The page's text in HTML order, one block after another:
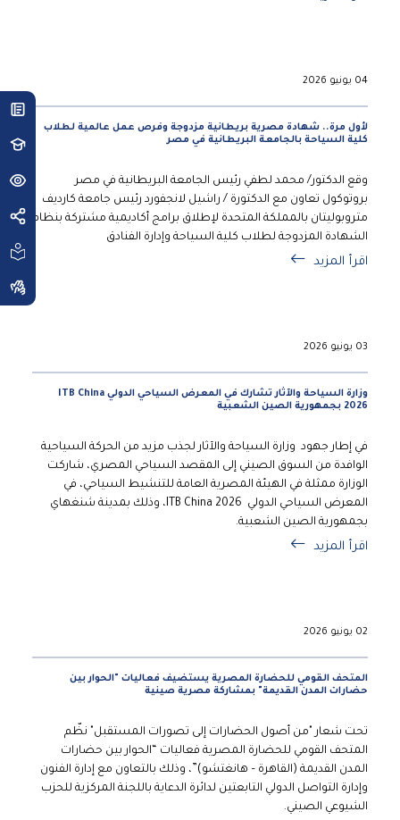
04 يونيو 2026
لأول مرة.. شهادة مصرية بريطانية مزدوجة وفرص عمل عالمية لطلاب
كلية السياحة بالجامعة البريطانية في مصر
وقع الدكتور/ محمد لطفي رئيس الجامعة البريطانية في مصر
بروتوكول تعاون مع الدكتورة / راشيل لانجفورد رئيس جامعة كارديف
متروبوليتان بالمملكة المتحدة لإطلاق برامج أكاديمية مشتركة بنظام
الشهادة المزدوجة لطلاب كلية السياحة وإدارة الفنادق
اقرأ المزيد
03 يونيو 2026
وزارة السياحة والآثار تشارك في المعرض السياحي الدولي ITB China
2026 بجمهورية الصين الشعبية
في إطار جهود وزارة السياحة والآثار لجذب مزيد من الحركة السياحية
الوافدة من السوق الصيني إلى المقصد السياحي المصري، شاركت
الوزارة ممثلة في الهيئة المصرية العامة للتنشيط السياحي، في
المعرض السياحي الدولي ITB China 2026، وذلك بمدينة شنغهاي
بجمهورية الصين الشعبية.
اقرأ المزيد
02 يونيو 2026
المتحف القومي للحضارة المصرية يستضيف فعاليات "الحوار بين
حضارات المدن القديمة" بمشاركة مصرية صينية
تحت شعار "من أصول الحضارات إلى تصورات المستقبل" نظّم
المتحف القومي للحضارة المصرية فعاليات “الحوار بين حضارات
المدن القديمة (القاهرة – هانغتشو)”، وذلك بالتعاون مع إدارة الفنون
وإدارة التواصل الدولي التابعتين لدائرة الدعاية باللجنة المركزية للحزب
الشيوعي الصيني.